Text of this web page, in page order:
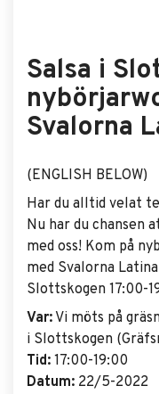
Salsa i
Svalorna
(ENGLISH BELOW)
Har du alltid velat
Nu har du chansen
med oss! Kom på
med Svalorna
Slottskogen 17:00-
Var: Vi möts på
i Slottskogen
Tid: 17:00-19:00
Datum: 22/5-2022